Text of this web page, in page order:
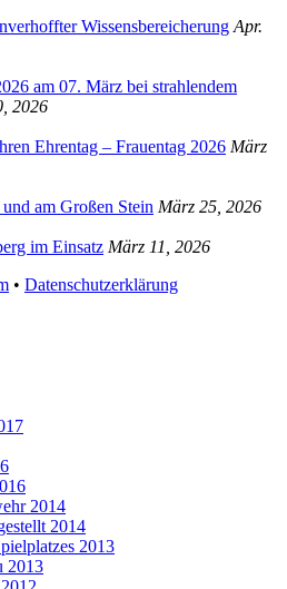
Wissensbereicherung Apr.
am 07. März bei strahlendem
2026
Ehrentag – Frauentag 2026 März
am Großen Stein März 25, 2026
im Einsatz März 11, 2026
• Datenschutzerklärung
2014
2014
2013
2013